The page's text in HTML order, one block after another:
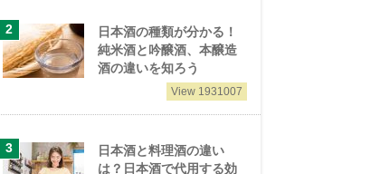
日本酒の種類が分かる！
純米酒と吟醸酒、本醸造
酒の違いを知ろう
View 1931007
日本酒と料理酒の違い
は？日本酒で代用する効